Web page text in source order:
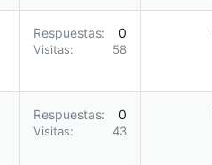
Respuestas 0
Visitas 58
Respuestas 0
Visitas 43